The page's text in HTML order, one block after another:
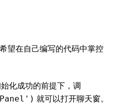
望在自己编写的代码中掌控
化成功的前提下，调
就可以打开聊天窗。